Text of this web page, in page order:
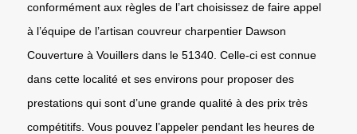
conformément aux règles de l’art choisissez de faire appel
à l’équipe de l’artisan couvreur charpentier Dawson
Couverture à Vouillers dans le 51340. Celle-ci est connue
dans cette localité et ses environs pour proposer des
prestations qui sont d’une grande qualité à des prix très
compétitifs. Vous pouvez l’appeler pendant les heures de